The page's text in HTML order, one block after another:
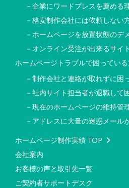
－企業にワードプレスを薦める
－格安制作会社には依頼しない
－ホームページを放置状態のデ
－オンライン受注が出来るサイ
ホームページトラブルで困ってい
－制作会社と連絡が取れずに困
－社内サイト担当者が退職して
－現在のホームページの維持管
－アドレスに大量の迷惑メール
ホームページ制作実績 TOP
会社案内
お客様の声と取引先一覧
ご契約者サポートデスク